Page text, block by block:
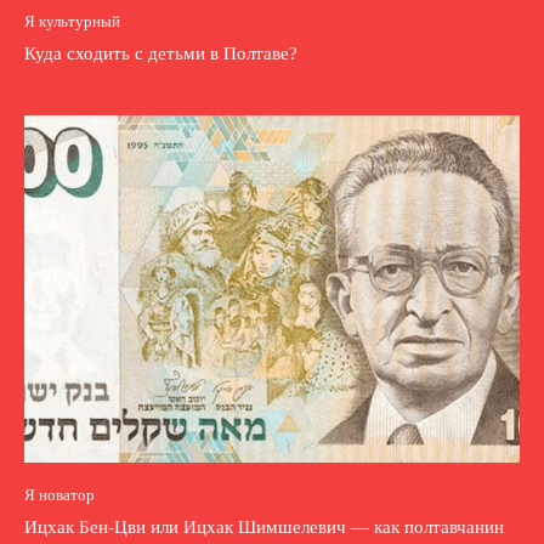
Я культурный
Куда сходить с детьми в Полтаве?
Я новатор
Ицхак Бен-Цви или Ицхак Шимшелевич — как полтавчанин